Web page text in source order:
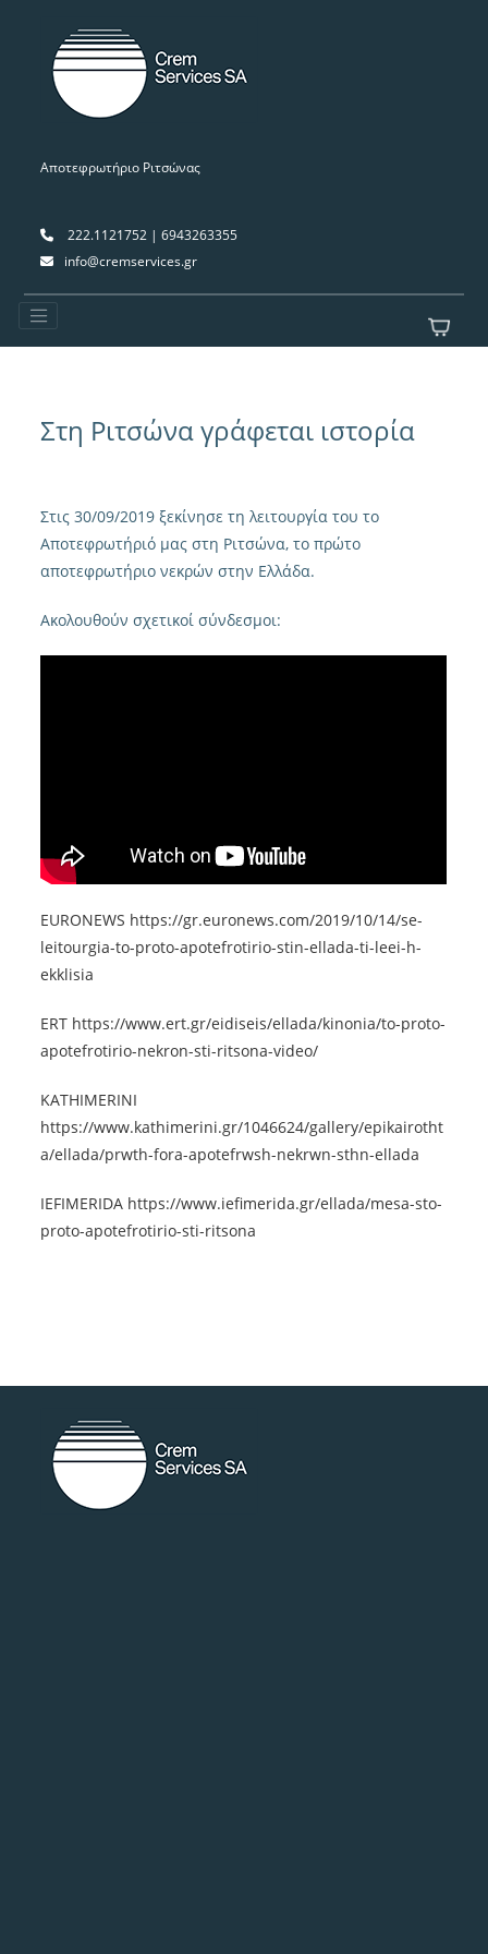
Αποτεφρωτήριο Ριτσώνας
222.1121752 | 6943263355
info@cremservices.gr
Στη Ριτσώνα γράφεται ιστορία
Στις 30/09/2019 ξεκίνησε τη λειτουργία του το
Αποτεφρωτήριό μας στη Ριτσώνα, το πρώτο
αποτεφρωτήριο νεκρών στην Ελλάδα.
Ακολουθούν σχετικοί σύνδεσμοι:
EURONEWS https://gr.euronews.com/2019/10/14/se-
leitourgia-to-proto-apotefrotirio-stin-ellada-ti-leei-h-
ekklisia
ERT https://www.ert.gr/eidiseis/ellada/kinonia/to-proto-
apotefrotirio-nekron-sti-ritsona-video/
KATHIMERINI
https://www.kathimerini.gr/1046624/gallery/epikairotht
a/ellada/prwth-fora-apotefrwsh-nekrwn-sthn-ellada
IEFIMERIDA https://www.iefimerida.gr/ellada/mesa-sto-
proto-apotefrotirio-sti-ritsona